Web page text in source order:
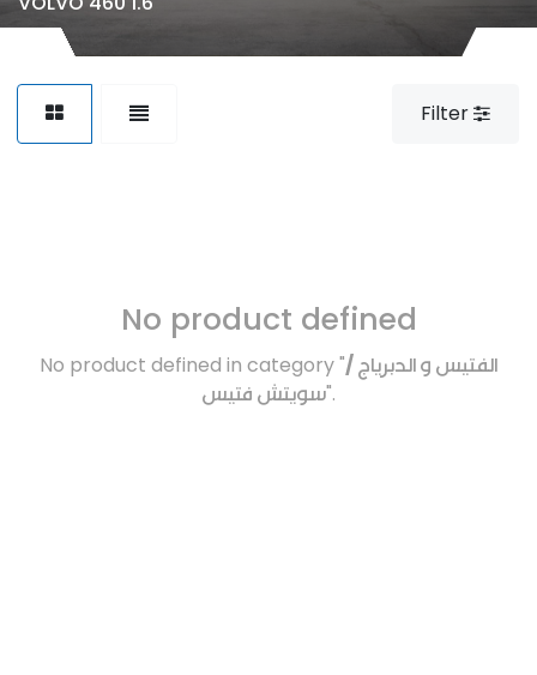
Filter
No product defined
No product defined in category "الفتيس و الدبرياج /
سويتش فتيس".